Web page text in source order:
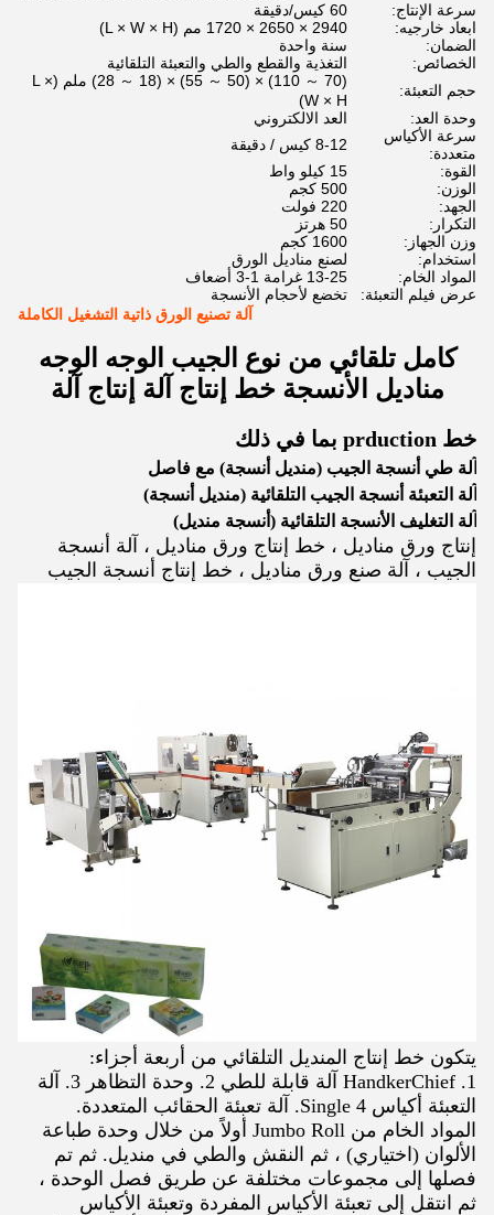
سرعة الإنتاج:
60 كيس/دقيقة
ابعاد خارجيه:
2940 × 2650 × 1720 مم (L × W × H)
الضمان:
سنة واحدة
الخصائص:
التغذية والقطع والطي والتعبئة التلقائية
حجم التعبئة:
(70 ～ 110) × (50 ～ 55) × (18 ～ 28) ملم (L ×
W × H)
وحدة العد:
العد الالكتروني
سرعة الأكياس
متعددة:
8-12 كيس / دقيقة
القوة:
15 كيلو واط
الوزن:
500 كجم
الجهد:
220 فولت
التكرار:
50 هرتز
وزن الجهاز:
1600 كجم
استخدام:
لصنع مناديل الورق
المواد الخام:
13-25 غرامة 1-3 أضعاف
عرض فيلم التعبئة:
تخضع لأحجام الأنسجة
آلة تصنيع الورق ذاتية التشغيل الكاملة
كامل تلقائي من نوع الجيب الوجه الوجه
مناديل الأنسجة خط إنتاج آلة إنتاج آلة
خط prduction بما في ذلك
آلة طي أنسجة الجيب (منديل أنسجة) مع فاصل
آلة التعبئة أنسجة الجيب التلقائية (منديل أنسجة)
آلة التغليف الأنسجة التلقائية (أنسجة منديل)
إنتاج ورق مناديل ، خط إنتاج ورق مناديل ، آلة أنسجة
الجيب ، آلة صنع ورق مناديل ، خط إنتاج أنسجة الجيب
يتكون خط إنتاج المنديل التلقائي من أربعة أجزاء:
1. HandkerChief آلة قابلة للطي 2. وحدة التظاهر 3. آلة
التعبئة أكياس Single 4. آلة تعبئة الحقائب المتعددة.
المواد الخام من Jumbo Roll أولاً من خلال وحدة طباعة
الألوان (اختياري) ، ثم النقش والطي في منديل. ثم تم
فصلها إلى مجموعات مختلفة عن طريق فصل الوحدة ،
ثم انتقل إلى تعبئة الأكياس المفردة وتعبئة الأكياس